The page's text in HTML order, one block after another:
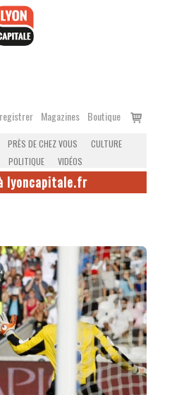
Magazines Boutique
Voir
PRÈS DE CHEZ VOUS
CULTURE
POLITIQUE VIDÉOS
lyoncapitale.fr